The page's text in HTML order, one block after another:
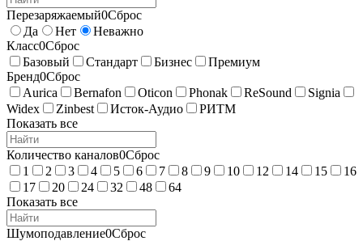
Перезаряжаемый0Сброс
Да
Нет
Неважно
Класс0Сброс
Базовый
Стандарт Бизнес
Премиум
Бренд0Сброс
Aurica
Bernafon Oticon Phonak ReSound
Signia
Widex
Zinbest Исток-Аудио
РИТМ
Показать все
Количество каналов0Сброс
1
2 3 4 5 6 7 8 9 10 12 14 15
16
17
20 24 32 48
64
Показать все
Шумоподавление0Сброс